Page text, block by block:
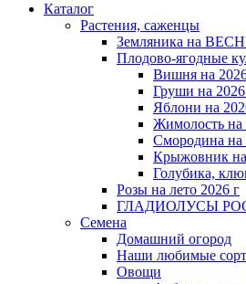
Каталог
Растения, саженцы
Земляника на
Плодово-ягодные
Вишня на
Груши на
Яблони на
Жимолость на
Смородина на
Крыжовник
Голубика,
Розы на лето 2026 г
ГЛАДИОЛУСЫ
Семена
Домашний огород
Наши любимые
Овощи